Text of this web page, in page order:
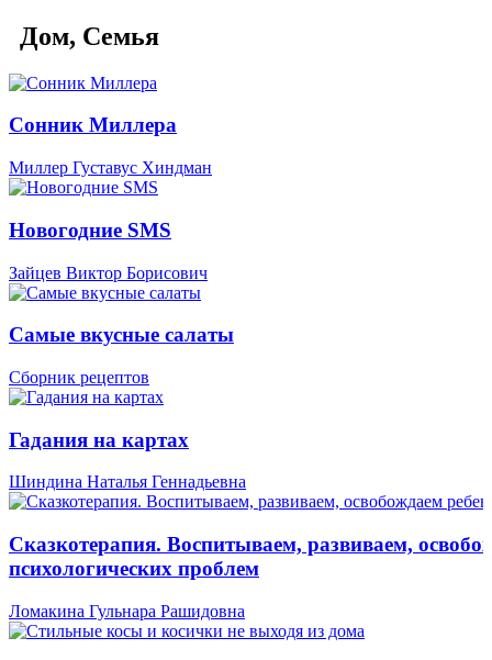
Дом, Семья
Сонник Миллера
Миллер Густавус Хиндман
Новогодние SMS
Зайцев Виктор Борисович
Самые вкусные салаты
Сборник рецептов
Гадания на картах
Шиндина Наталья Геннадьевна
Сказкотерапия. Воспитываем, развиваем,
психологических проблем
Ломакина Гульнара Рашидовна